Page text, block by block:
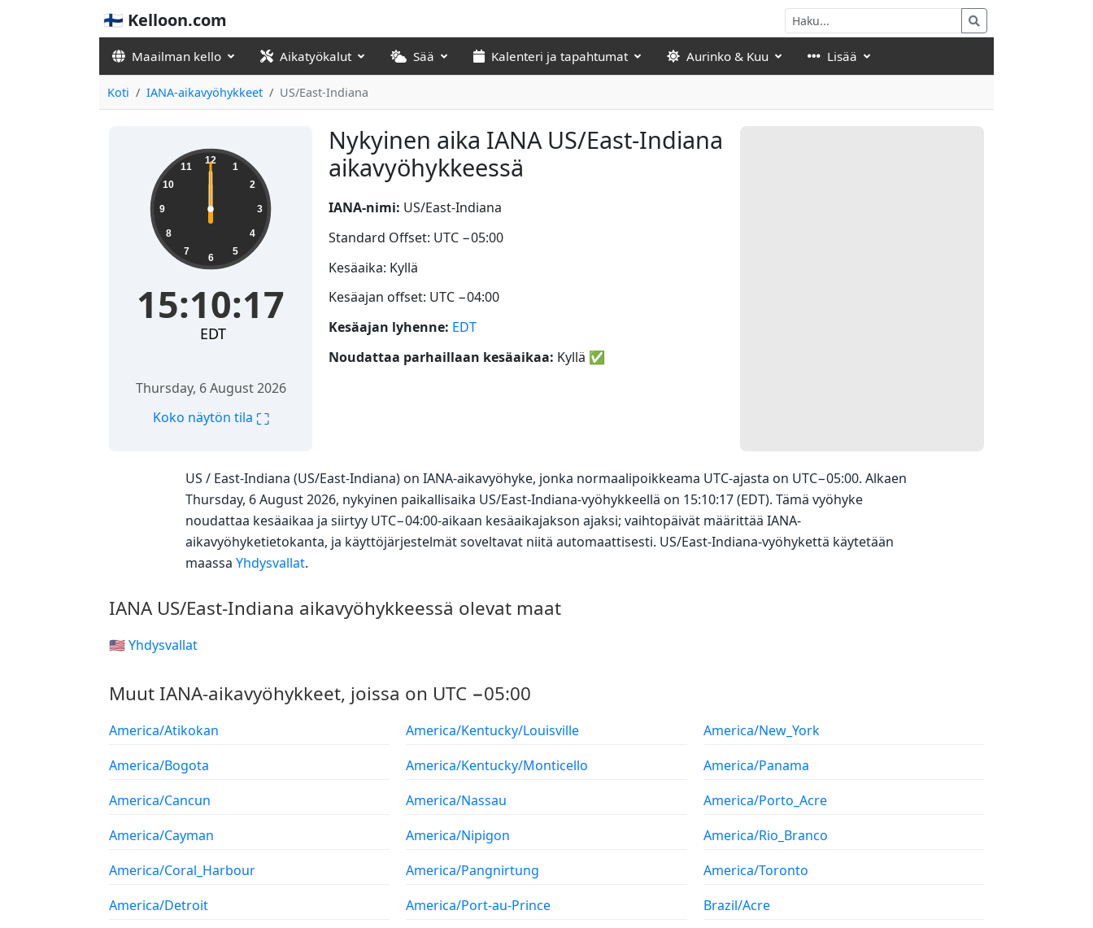
🇫🇮 Kelloon.com
Maailman kello Aikatyökalut Sää Kalenteri ja tapahtumat Aurinko & Kuu Lisää
Koti IANA-aikavyöhykkeet US/East-Indiana
Nykyinen aika IANA US/East-Indiana
aikavyöhykkeessä
12
1
2
3
4
5
6
7
8
9
10
11
15:10:17
EDT
Thursday, 6 August 2026
Koko näytön tila ⛶
IANA-nimi: US/East-Indiana
Standard Offset: UTC −05:00
Kesäaika: Kyllä
Kesäajan offset: UTC −04:00
Kesäajan lyhenne: EDT
Noudattaa parhaillaan kesäaikaa: Kyllä ✅
US / East-Indiana (US/East-Indiana) on IANA-aikavyöhyke, jonka normaalipoikkeama UTC-ajasta on UTC−05:00. Alkaen
Thursday, 6 August 2026, nykyinen paikallisaika US/East-Indiana-vyöhykkeellä on 15:10:17 (EDT). Tämä vyöhyke
noudattaa kesäaikaa ja siirtyy UTC−04:00-aikaan kesäaikajakson ajaksi; vaihtopäivät määrittää IANA-
aikavyöhyketietokanta, ja käyttöjärjestelmät soveltavat niitä automaattisesti. US/East-Indiana-vyöhykettä käytetään
maassa Yhdysvallat.
IANA US/East-Indiana aikavyöhykkeessä olevat maat
🇺🇸 Yhdysvallat
Muut IANA-aikavyöhykkeet, joissa on UTC −05:00
America/Atikokan
America/Bogota
America/Cancun
America/Cayman
America/Coral_Harbour
America/Detroit
America/Kentucky/Louisville
America/Kentucky/Monticello
America/Nassau
America/Nipigon
America/Pangnirtung
America/Port-au-Prince
America/New_York
America/Panama
America/Porto_Acre
America/Rio_Branco
America/Toronto
Brazil/Acre